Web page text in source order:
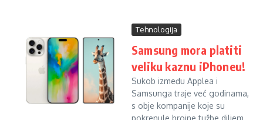
Tehnologija
Samsung mora platiti
veliku kaznu iPhoneu!
Sukob između Applea i
Samsunga traje već godinama,
s obje kompanije koje su
pokrenule brojne tužbe diljem